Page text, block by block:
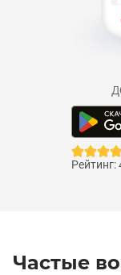
Рейтинг:
Частые